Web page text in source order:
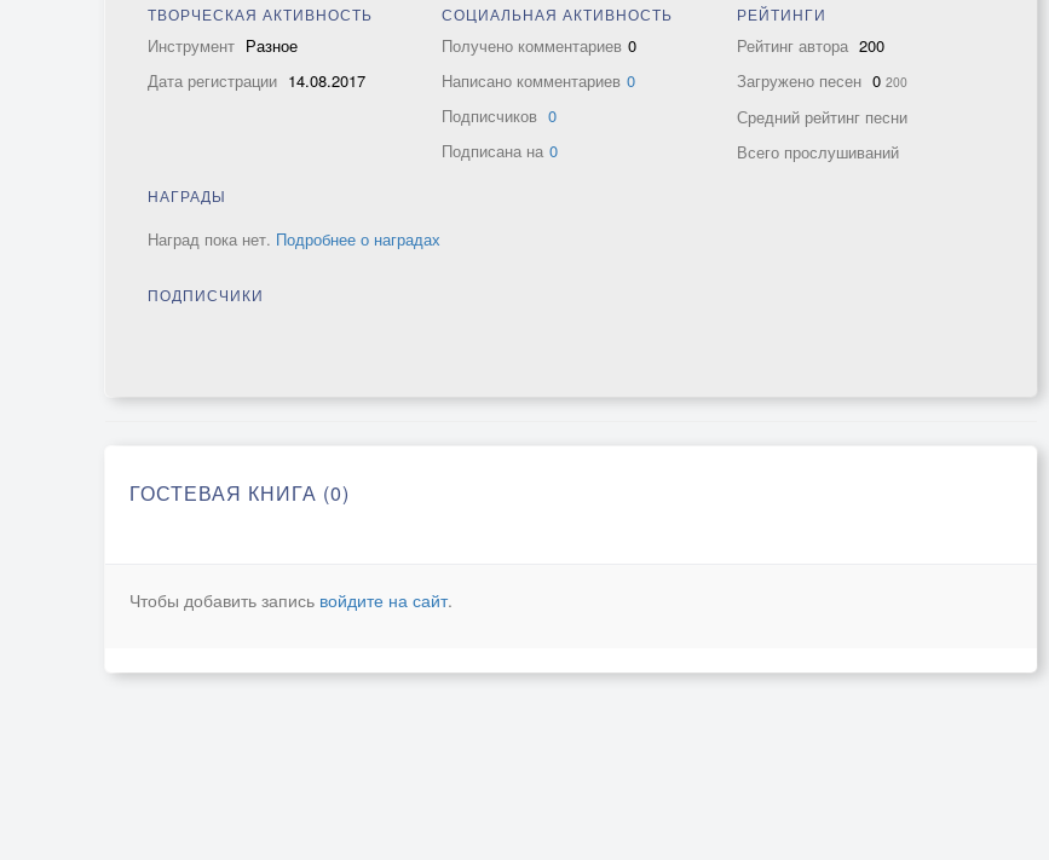
ТВОРЧЕСКАЯ АКТИВНОСТЬ
Инструмент Разное
Дата регистрации 14.08.2017
СОЦИАЛЬНАЯ АКТИВНОСТЬ
Получено комментариев 0
Написано комментариев 0
Подписчиков 0
Подписана на 0
РЕЙТИНГИ
Рейтинг автора 200
Загружено песен 0 200
Средний рейтинг песни
Всего прослушиваний
НАГРАДЫ
Наград пока нет. Подробнее о наградах
ПОДПИСЧИКИ
ГОСТЕВАЯ КНИГА (0)
Чтобы добавить запись войдите на сайт.